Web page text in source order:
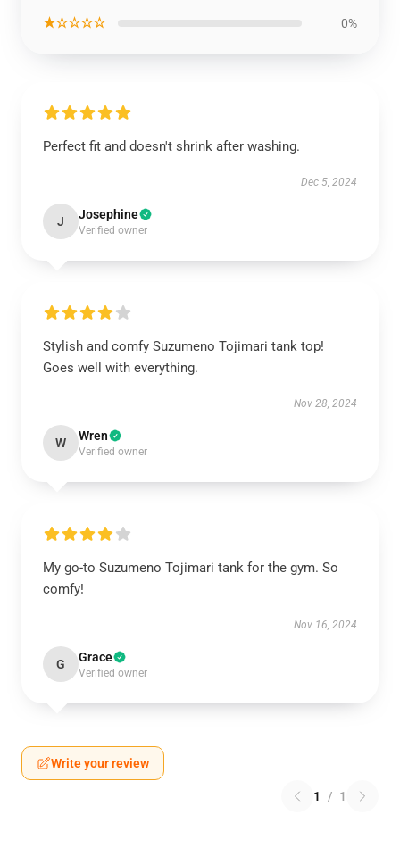
★☆☆☆☆ 0%
Perfect fit and doesn't shrink after washing.
Dec 5, 2024
J Josephine
Verified owner
Stylish and comfy Suzumeno Tojimari tank top!
Goes well with everything.
Nov 28, 2024
W Wren
Verified owner
My go-to Suzumeno Tojimari tank for the gym. So
comfy!
Nov 16, 2024
G Grace
Verified owner
Write your review
1 / 1